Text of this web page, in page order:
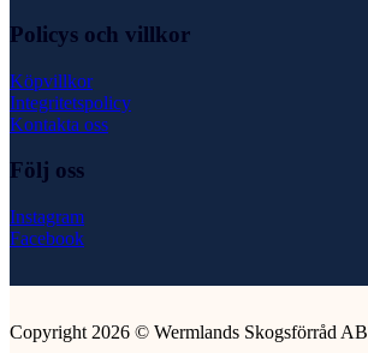
Policys och villkor
Köpvillkor
Integritetspolicy
Kontakta oss
Följ oss
Instagram
Facebook
Copyright 2026 © Wermlands Skogsförråd AB